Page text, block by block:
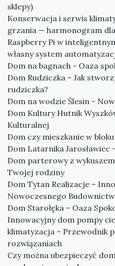
sklepy)
Konserwacja i serwis
grzania — harmonogram
Raspberry Pi w
własny system
Dom na bagnach - Oaza
Dom Rudziczka – Jak
rudziczka?
Dom na wodzie Ślesin -
Dom Kultury Hutnik
Kulturalnej
Dom czy mieszkanie w
Dom Latarnika
Dom parterowy z
Twojej rodziny
Dom Tytan Realizacje –
Nowoczesnego
Dom Starołęka – Oaza
Innowacyjny dom pompy
klimatyzacja – Przewodnik
rozwiązaniach
Czy można ubezpieczyć